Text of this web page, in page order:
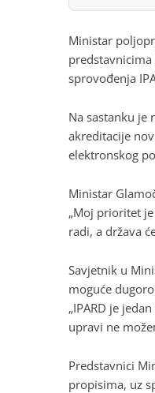
Ministar
predstavnicima
sprovođenja
Na sastanku je
akreditacije
elektronskog
Ministar
„Moj prioritet
radi, a država
Savjetnik u
moguće
„IPARD je
upravi ne
Predstavnici
propisima, uz